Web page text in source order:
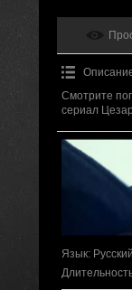
Смотрите
сериал
Язык: Русский